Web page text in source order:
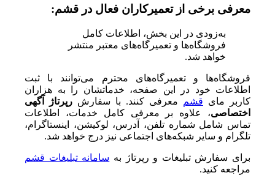
معرفی برخی از تعمیرکاران فعال در قشم:
به‌زودی در این بخش، اطلاعات کامل
فروشگاه‌ها و تعمیرگاه‌های معتبر منتشر
خواهد شد.
فروشگاه‌ها و تعمیرگاه‌های محترم می‌توانند با ثبت
اطلاعات خود در این صفحه، خدماتشان را به هزاران
کاربر مای قشم معرفی کنند. با سفارش رپرتاژ آگهی
اختصاصی، علاوه بر معرفی کامل خدمات، اطلاعات
تماس شامل شماره تلفن، آدرس، لوکیشن، اینستاگرام،
تلگرام و سایر شبکه‌های اجتماعی نیز درج خواهد شد.
برای سفارش تبلیغات و رپرتاژ به سامانه تبلیغات قشم
مراجعه کنید.